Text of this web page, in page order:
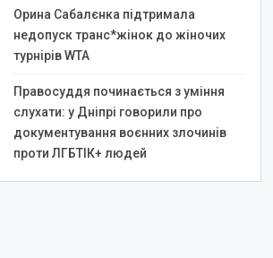
Орина Сабалєнка підтримала
недопуск транс*жінок до жіночих
турнірів WTA
Правосуддя починається з уміння
слухати: у Дніпрі говорили про
документування воєнних злочинів
проти ЛГБТІК+ людей